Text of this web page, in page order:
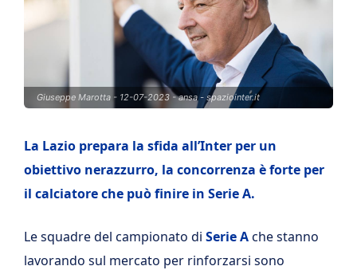
Giuseppe Marotta - 12-07-2023 - ansa - spaziointer.it
La Lazio prepara la sfida all’Inter per un
obiettivo nerazzurro, la concorrenza è forte per
il calciatore che può finire in Serie A.
Le squadre del campionato di Serie Ache stanno
lavorando sul mercato per rinforzarsi sono